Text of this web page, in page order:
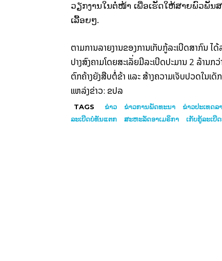
ວຽກງານໃນຕໍ່ໜ້າ ເພື່ອເຮັດໃຫ້ສາຍພົວພັນ
ເລື້ອຍໆ.
ຕາມການລາຍງານຂອງການເກັບກູ້ລະເບີດສາກົນ
ປາງສົງຄາມໂດຍສະເລັ່ຍມີລະເບີດປະມານ 2 ລ້ານ
ຕົກຄ້າງຍັງສືບຕໍ່ຂ້າ ແລະ ສ້າງຄວາມເຈັບປວດໃນ
ແຫລ່ງຂ່າວ: ຂປລ
TAGS ຂ່າວ ຂ່າວການພັດທະນາ ຂ່າວປະເທດລ
ລະເບີດບໍ່ທັນແຕກ
ສະຫະລັດອາເມຣິກາ ເກັບກູ້ລະເບີ